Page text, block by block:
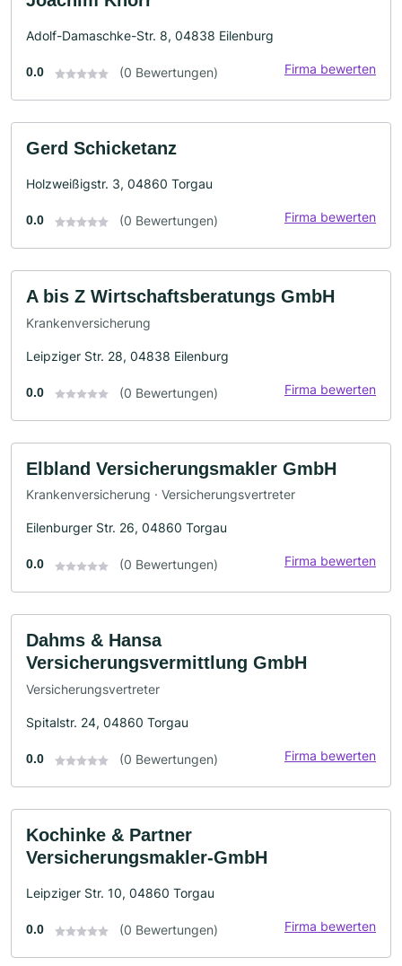
Adolf-Damaschke-Str. 8, 04838 Eilenburg
0.0 (0 Bewertungen) Firma bewerten
Gerd Schicketanz
Holzweißigstr. 3, 04860 Torgau
0.0 (0 Bewertungen) Firma bewerten
A bis Z Wirtschaftsberatungs GmbH
Krankenversicherung
Leipziger Str. 28, 04838 Eilenburg
0.0 (0 Bewertungen) Firma bewerten
Elbland Versicherungsmakler GmbH
Krankenversicherung · Versicherungsvertreter
Eilenburger Str. 26, 04860 Torgau
0.0 (0 Bewertungen) Firma bewerten
Dahms & Hansa
Versicherungsvermittlung GmbH
Versicherungsvertreter
Spitalstr. 24, 04860 Torgau
0.0 (0 Bewertungen) Firma bewerten
Kochinke & Partner
Versicherungsmakler-GmbH
Leipziger Str. 10, 04860 Torgau
0.0 (0 Bewertungen) Firma bewerten